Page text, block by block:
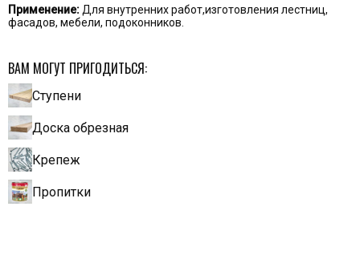
Применение: Для внутренних работ,изготовления лестниц,
фасадов, мебели, подоконников.
ВАМ МОГУТ ПРИГОДИТЬСЯ:
Ступени
Доска обрезная
Крепеж
Пропитки